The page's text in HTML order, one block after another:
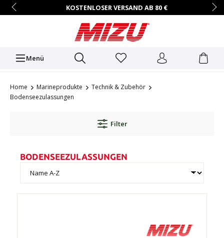
KOSTENLOSER VERSAND AB 80 €
14 TAGE RÜCKGABERECHT
HÄNDLER-ZUGANG AUF ANFRAGE
+49 (0)7731/9067-0
Mo.–Fr. • 9:00 – 16:00 Uhr
Menü
Home Marineprodukte
Technik & Zubehör
Bodenseezulassungen
Filter
BODENSEEZULASSUNGEN